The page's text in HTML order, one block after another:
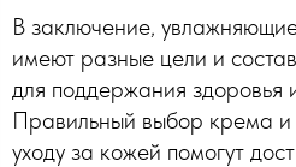
В заключение,
имеют разные цели и
для поддержания здоровья
Правильный выбор крема и
уходу за кожей помогут